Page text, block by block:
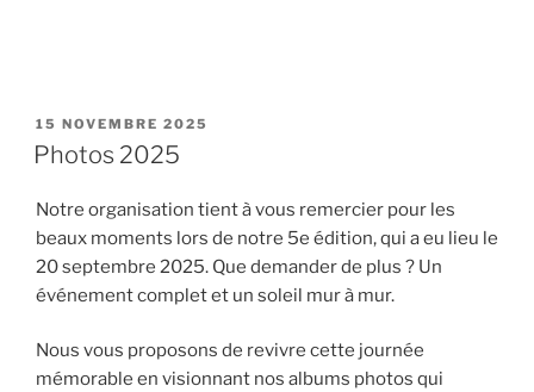
PUBLIÉ
LE
15 NOVEMBRE 2025
Photos 2025
Notre organisation tient à vous remercier pour les
beaux moments lors de notre 5e édition, qui a eu lieu le
20 septembre 2025. Que demander de plus ? Un
événement complet et un soleil mur à mur.
Nous vous proposons de revivre cette journée
mémorable en visionnant nos albums photos qui